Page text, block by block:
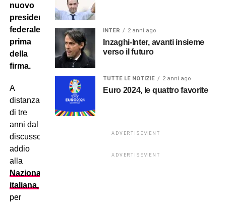
nuovo
presidente
federale
prima
della
firma.
A
distanza
di tre
anni dal
discusso
addio
alla
Nazionale
italiana,
per
INTER 2 anni ago
Inzaghi-Inter, avanti insieme
verso il futuro
TUTTE LE NOTIZIE 2 anni ago
Euro 2024, le quattro favorite
ADVERTISEMENT
ADVERTISEMENT